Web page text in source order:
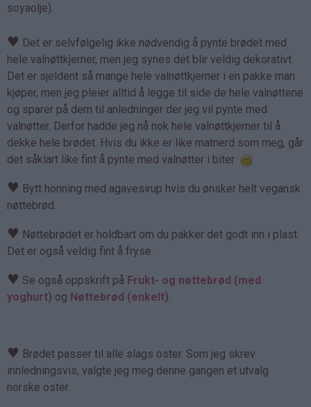
soyaolje).
♥ Det er selvfølgelig ikke nødvendig å pynte brødet med
hele valnøttkjerner, men jeg synes det blir veldig dekorativt.
Det er sjeldent så mange hele valnøttkjerner i en pakke man
kjøper, men jeg pleier alltid å legge til side de hele valnøttene
og sparer på dem til anledninger der jeg vil pynte med
valnøtter. Derfor hadde jeg nå nok hele valnøttkjerner til å
dekke hele brødet. Hvis du ikke er like matnerd som meg, går
det såklart like fint å pynte med valnøtter i biter
♥ Bytt honning med agavesirup hvis du ønsker helt vegansk
nøttebrød.
♥ Nøttebrødet er holdbart om du pakker det godt inn i plast.
Det er også veldig fint å fryse.
♥ Se også oppskrift på Frukt- og nøttebrød (med
yoghurt) og Nøttebrød (enkelt).
♥ Brødet passer til alle slags oster. Som jeg skrev
innledningsvis, valgte jeg meg denne gangen et utvalg
norske oster.